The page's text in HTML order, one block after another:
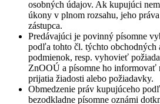
osobných údajov. Ak kupujúci
úkony v plnom rozsahu, jeho
zástupca.
Predávajúci je povinný písomne
podľa tohto čl. týchto obchodných
podmienok, resp. vyhovieť
ZnOOÚ a písomne ho informovať
prijatia žiadosti alebo požiadavky.
Obmedzenie práv kupujúceho
bezodkladne písomne oznámi